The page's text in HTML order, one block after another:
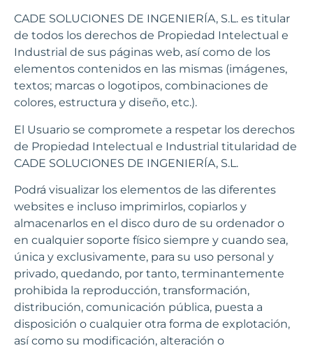
CADE SOLUCIONES DE INGENIERÍA, S.L. es titular
de todos los derechos de Propiedad Intelectual e
Industrial de sus páginas web, así como de los
elementos contenidos en las mismas (imágenes,
textos; marcas o logotipos, combinaciones de
colores, estructura y diseño, etc.).
El Usuario se compromete a respetar los derechos
de Propiedad Intelectual e Industrial titularidad de
CADE SOLUCIONES DE INGENIERÍA, S.L.
Podrá visualizar los elementos de las diferentes
websites e incluso imprimirlos, copiarlos y
almacenarlos en el disco duro de su ordenador o
en cualquier soporte físico siempre y cuando sea,
única y exclusivamente, para su uso personal y
privado, quedando, por tanto, terminantemente
prohibida la reproducción, transformación,
distribución, comunicación pública, puesta a
disposición o cualquier otra forma de explotación,
así como su modificación, alteración o